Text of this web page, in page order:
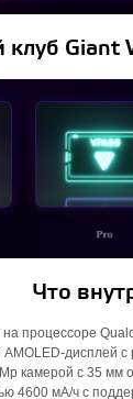
клуб Giant
Что
процессоре
дисплей
камерой с 35 мм
4600 мА/ч с